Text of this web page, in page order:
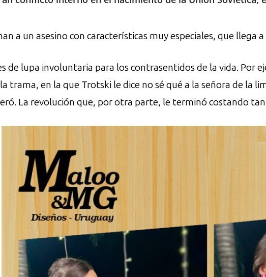
a un asesino con características muy especiales, que llega
de lupa involuntaria para los contrasentidos de la vida. Por
trama, en la que Trotski le dice no sé qué a la señora de la
La revolución que, por otra parte, le terminó costando